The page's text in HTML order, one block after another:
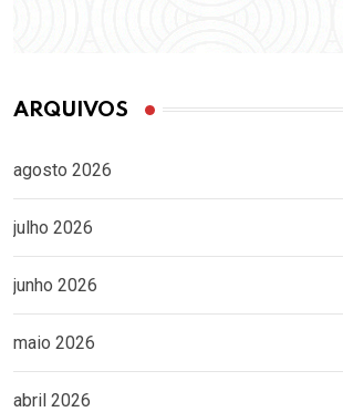
ARQUIVOS
agosto 2026
julho 2026
junho 2026
maio 2026
abril 2026